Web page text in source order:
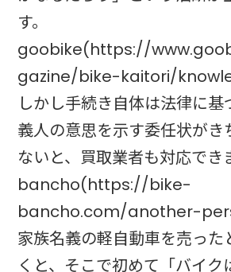
す。
goobike(https://
gazine/bike-kaitori/
しかし手続き自体は法律に基
義人の意思を示す委任状がき
ないと、買取業者も対応で
bancho(https://bike-
bancho.com/another-
家族名義の軽自動車を売った
くと、そこで初めて「バイク